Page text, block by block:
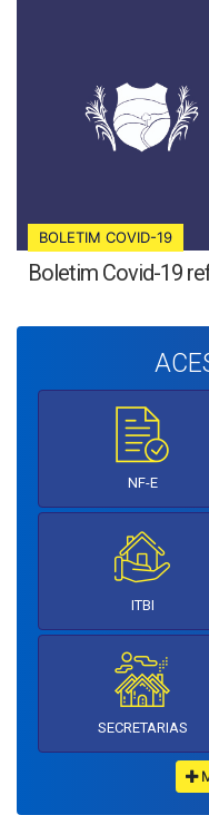
BOLETIM COVID-19
Boletim Covid-19
NF-E
ITBI
SECRETARIAS